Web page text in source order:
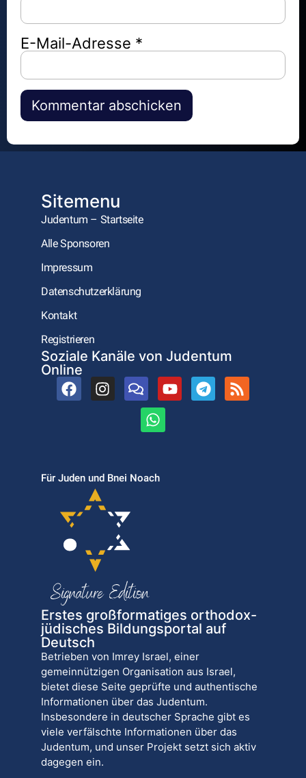
E-Mail-Adresse *
Alternative:
Sitemenu
Judentum – Startseite
Alle Sponsoren
Impressum
Datenschutzerklärung
Kontakt
Registrieren
Soziale Kanäle von Judentum
Online
Für Juden und Bnei Noach
Erstes großformatiges orthodox-
jüdisches Bildungsportal auf
Deutsch
Betrieben von Imrey Israel, einer
gemeinnützigen Organisation aus Israel,
bietet diese Seite geprüfte und authentische
Informationen über das Judentum.
Insbesondere in deutscher Sprache gibt es
viele verfälschte Informationen über das
Judentum, und unser Projekt setzt sich aktiv
dagegen ein.